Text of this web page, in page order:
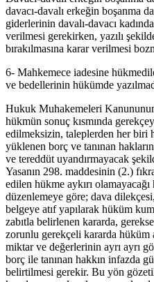
davacı-davalı erkeğin boşanma
giderlerinin davalı-davacı
verilmesi gerekirken, yazılı
bırakılmasına karar verilmesi
6- Mahkemece iadesine
ve bedellerinin hükümde
Hukuk Muhakemeleri
hükmün sonuç kısmında
edilmeksizin, taleplerden her biri
yüklenen borç ve tanınan
ve tereddüt uyandırmayacak
Yasanın 298. maddesinin (2.)
edilen hükme aykırı
düzenlemeye göre; dava
belgeye atıf yapılarak hüküm
zabıtla belirlenen kararda,
zorunlu gerekçeli kararda hüküm
miktar ve değerlerinin ayrı ayrı
borç ile tanınan hakkın infazda
belirtilmesi gerekir. Bu yön